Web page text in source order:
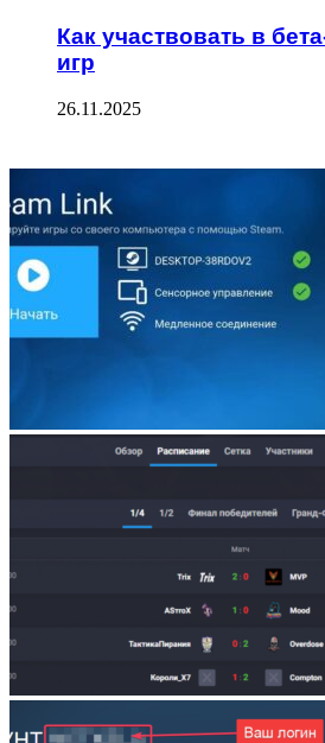
Как участвовать в
игр
26.11.2025